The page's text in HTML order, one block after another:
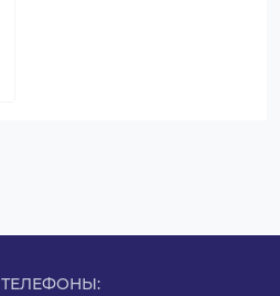
ТЕЛЕФОНЫ: